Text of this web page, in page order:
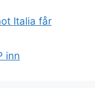
Italia får
inn